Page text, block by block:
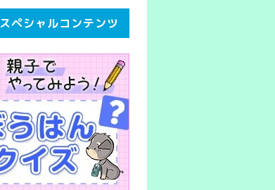
スペシャルコンテンツ